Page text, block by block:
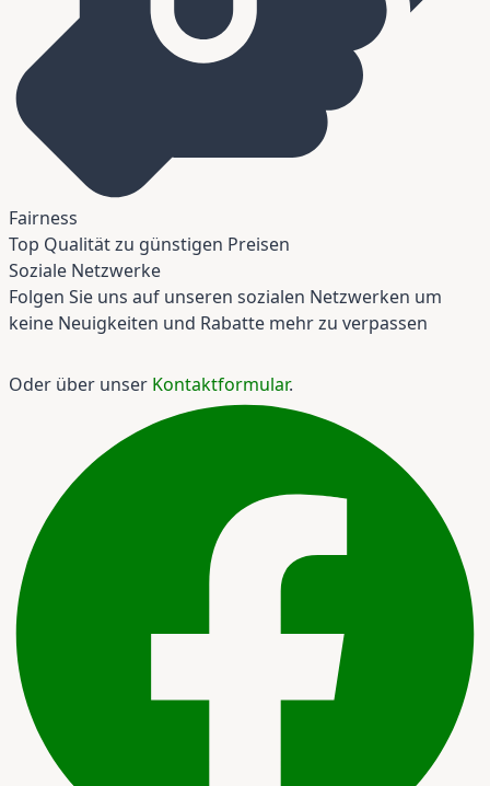
Fairness
Top Qualität zu günstigen Preisen
Soziale Netzwerke
Folgen Sie uns auf unseren sozialen Netzwerken um
keine Neuigkeiten und Rabatte mehr zu verpassen
Oder über unser Kontaktformular.